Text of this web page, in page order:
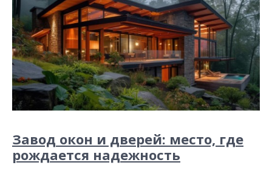
Завод окон и дверей: место, где
рождается надежность